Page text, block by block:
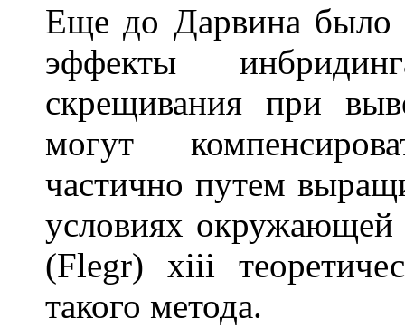
Еще до Дарвина было
эффекты
скрещивания при
могут
частично путем
условиях
(Flegr) xiii
такого метода.